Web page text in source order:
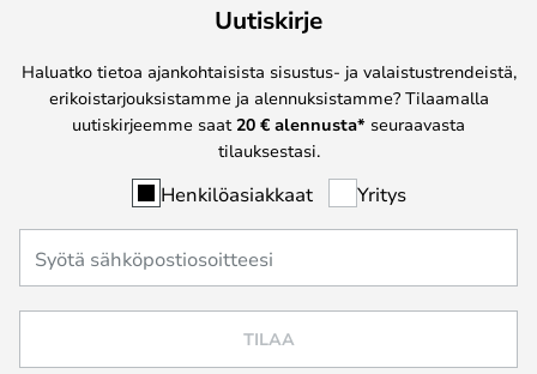
Uutiskirje
Haluatko tietoa ajankohtaisista sisustus- ja valaistustrendeistä,
erikoistarjouksistamme ja alennuksistamme? Tilaamalla
uutiskirjeemme saat 20 € alennusta* seuraavasta
tilauksestasi.
Henkilöasiakkaat Yritys
TILAA